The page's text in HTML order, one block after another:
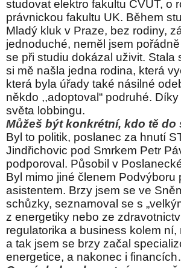
studovat elektro fakultu ČVUT, o
právnickou fakultu UK. Během
Mladý kluk v Praze, bez rodiny,
jednoduché, neměl jsem
se při studiu dokázal uživit.
si mě našla jedna rodina, která
která byla úřady také násilné
někdo ,,adoptoval“ podruhé.
světa lobbingu.
Můžeš být konkrétní, kdo tě
Byl to politik, poslanec za hnutí
Jindřichovic pod Smrkem Petr
podporoval. Působil v
Byl mimo jiné členem
asistentem. Brzy jsem se ve
schůzky, seznamoval se s
z energetiky nebo ze
regulatorika a business kolem
a tak jsem se brzy začal
energetice, a nakonec i